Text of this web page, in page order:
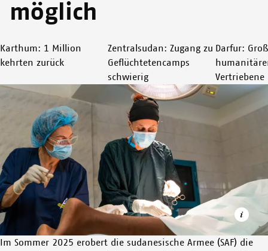
möglich
Karthum: 1 Million
kehrten zurück
Zentralsudan: Zugang zu
Geflüchtetencamps
schwierig
Darfur:
Vertriebene
Im Sommer 2025 erobert die sudanesische Armee (SAF) die